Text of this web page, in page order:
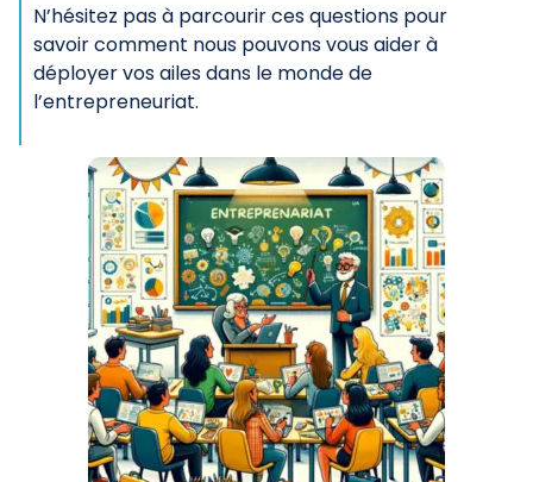
N’hésitez pas à parcourir ces questions pour
savoir comment nous pouvons vous aider à
déployer vos ailes dans le monde de
l’entrepreneuriat.